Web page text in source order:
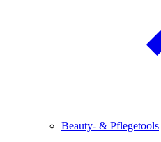
Beauty- & Pflegetools